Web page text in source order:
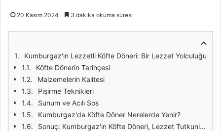
20 Kasım 2024 3 dakika okuma süresi
Kumburgaz'ın Lezzetli Köfte Döneri: Bir Lezzet Yolculuğu
Köfte Dönerin Tarihçesi
Malzemelerin Kalitesi
Pişirme Teknikleri
Sunum ve Acılı Sos
Kumburgaz'da Köfte Döner Nerelerde Yenir?
Sonuç: Kumburgaz'ın Köfte Döneri, Lezzet Tutkunları İçin Bir Ziyaret Sebebi